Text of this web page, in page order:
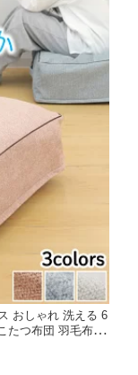
おしゃれ 洗える 6
たつ布団 羽毛布団
類 収納袋 省スペ